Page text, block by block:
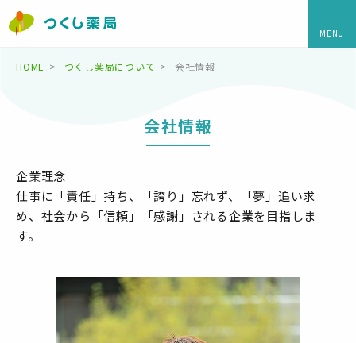
MENU
HOME つくし薬局について 会社情報
会社情報
企業理念
仕事に「責任」持ち、「誇り」忘れず、「夢」追い求
め、 社会から「信頼」「感謝」される企業を目指しま
す。